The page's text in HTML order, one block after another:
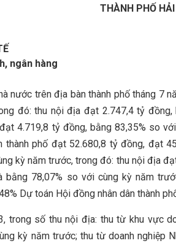
THÀNH PHỐ
ngân hàng
nước trên địa bàn thành phố tháng 7
đó: thu nội địa đạt 2.747,4 tỷ
4.719,8 tỷ đồng, bằng 83,35% so
thành phố đạt 52.680,8 tỷ đồng, đạt
kỳ năm trước, trong đó: thu nội địa
bằng 78,07% so với cùng kỳ năm
Dự toán Hội đồng nhân dân thành
trong số thu nội địa: thu từ khu vực
kỳ năm trước; thu từ doanh nghiệp